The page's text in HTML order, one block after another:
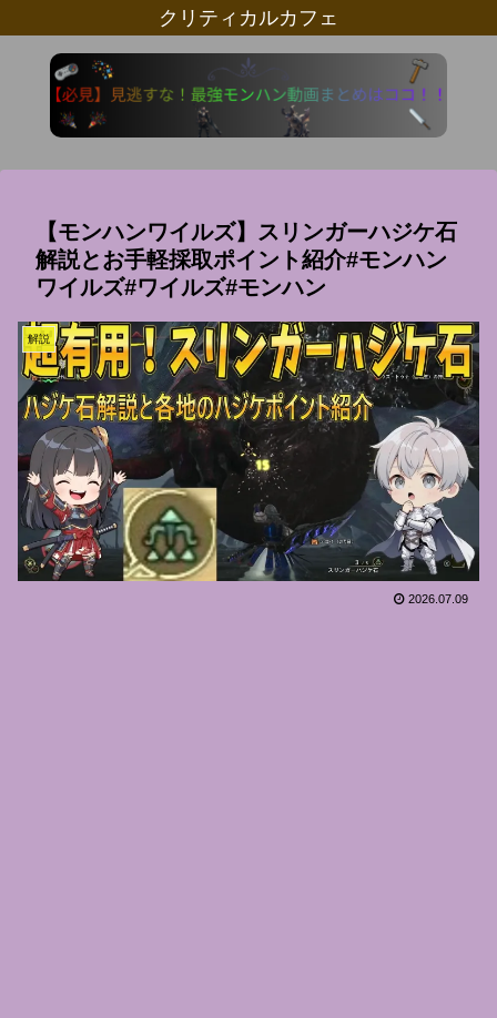
クリティカルカフェ
【モンハンワイルズ】スリンガーハジケ石
解説とお手軽採取ポイント紹介#モンハン
ワイルズ#ワイルズ#モンハン
解説
2026.07.09